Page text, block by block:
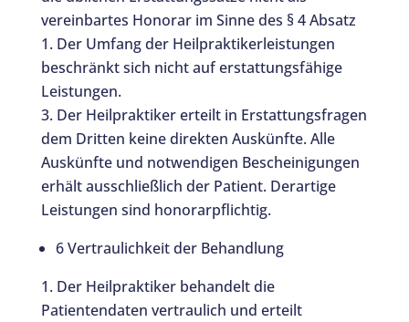
vereinbartes Honorar im Sinne des § 4 Absatz
1. Der Umfang der Heilpraktikerleistungen
beschränkt sich nicht auf erstattungsfähige
Leistungen.
Der Heilpraktiker erteilt in Erstattungsfragen
dem Dritten keine direkten Auskünfte. Alle
Auskünfte und notwendigen Bescheinigungen
erhält ausschließlich der Patient. Derartige
Leistungen sind honorarpflichtig.
6 Vertraulichkeit der Behandlung
Der Heilpraktiker behandelt die
Patientendaten vertraulich und erteilt